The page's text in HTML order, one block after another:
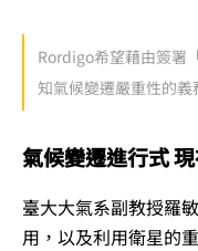
Rordigo希望藉由簽署
知氣候變遷嚴重性的
氣候變遷進行式
臺大大氣系副教授羅
用，以及利用衛星的